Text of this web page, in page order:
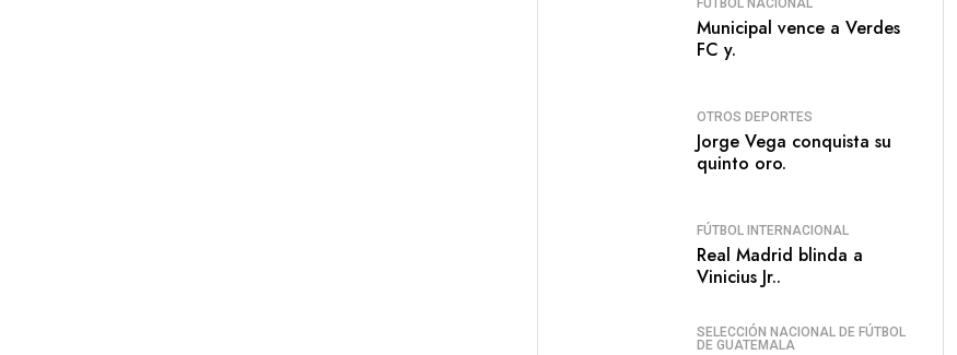
Municipal vence a Verdes
FC y.
OTROS DEPORTES
Jorge Vega conquista su
quinto oro.
FÚTBOL INTERNACIONAL
Real Madrid blinda a
Vinicius Jr..
SELECCIÓN NACIONAL DE FÚTBOL
DE GUATEMALA